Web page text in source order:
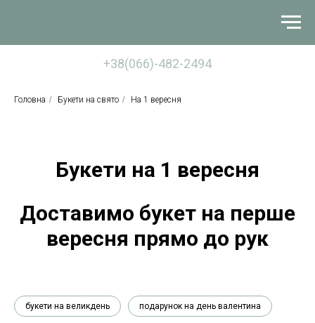
+38(066)-482-2494
Головна / Букети на свято / На 1 вересня
Букети на 1 вересня
Доставимо букет на перше
вересня прямо до рук
букети на великдень подарунок на день валентина